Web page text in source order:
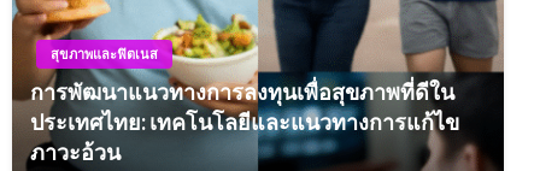
สุขภาพและฟิตเนส
การพัฒนาแนวทางการลงทุนเพื่อสุขภาพที่ดีใน
ประเทศไทย: เทคโนโลยีและแนวทางการแก้ไข
ภาวะอ้วน